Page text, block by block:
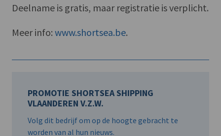
Deelname is gratis, maar registratie is verplicht.
Meer info: www.shortsea.be.
PROMOTIE SHORTSEA SHIPPING
VLAANDEREN V.Z.W.
Volg dit bedrijf om op de hoogte gebracht te
worden van al hun nieuws.